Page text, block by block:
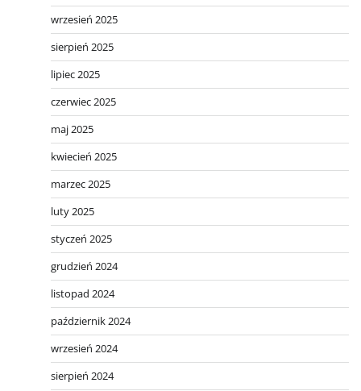
wrzesień 2025
sierpień 2025
lipiec 2025
czerwiec 2025
maj 2025
kwiecień 2025
marzec 2025
luty 2025
styczeń 2025
grudzień 2024
listopad 2024
październik 2024
wrzesień 2024
sierpień 2024